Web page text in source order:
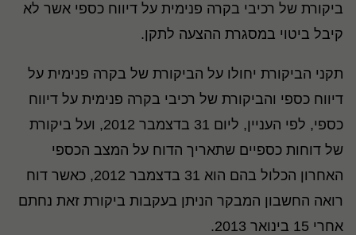
ביקורת של רכיבי בקרה פנימית על דיווח כספי אשר לא
קיבל ביטוי במסגרת ההצעה לתקן.
תקני הביקורת יחולו על הביקורת של בקרה פנימית על
דיווח כספי והביקורת של רכיבי בקרה פנימית על דיווח
כספי, לפי העניין, ליום 31 בדצמבר 2012, ועל ביקורת
של דוחות כספיים שתאריך הדוח על המצב הכספי
האחרון הכלול בהם הוא 31 בדצמבר 2012, כאשר דוח
רואה החשבון המבקר הניתן בעקבות ביקורת זאת נחתם
אחרי 15 בינואר 2013.